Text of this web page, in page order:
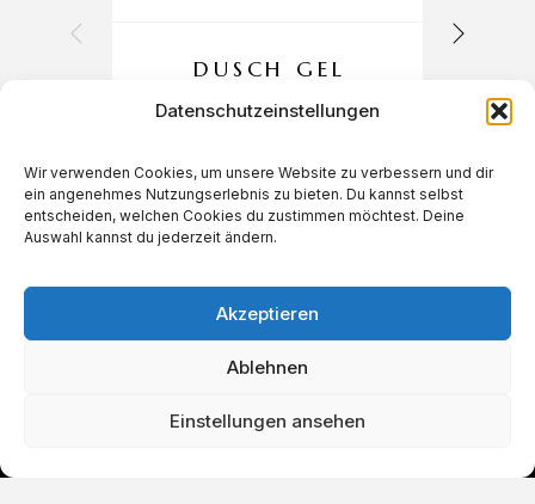
Datenschutzeinstellungen
Wir verwenden Cookies, um unsere Website zu verbessern und dir
ein angenehmes Nutzungserlebnis zu bieten. Du kannst selbst
entscheiden, welchen Cookies du zustimmen möchtest. Deine
Auswahl kannst du jederzeit ändern.
Akzeptieren
Ablehnen
Einstellungen ansehen
DUSCH GEL
€12,50